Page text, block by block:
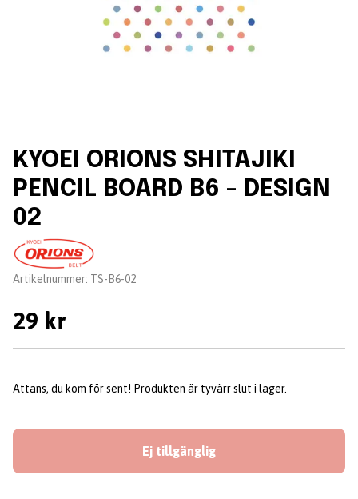
KYOEI ORIONS SHITAJIKI
PENCIL BOARD B6 - DESIGN
02
Leverantör:
Artikelnummer: TS-B6-02
29 kr
Attans, du kom för sent! Produkten är tyvärr slut i lager.
Ej tillgänglig